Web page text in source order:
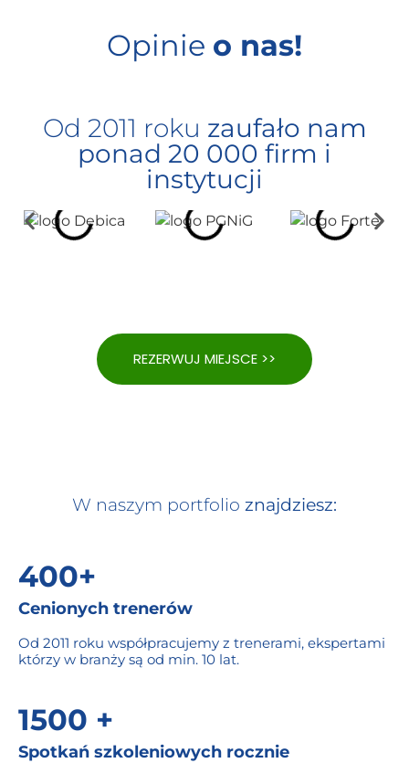
Opinie o nas!
Od 2011 roku zaufało nam
ponad 20 000 firm i
instytucji
REZERWUJ MIEJSCE >>
W naszym portfolio znajdziesz:
400+
Cenionych trenerów
Od 2011 roku współpracujemy z trenerami, ekspertami
którzy w branży są od min. 10 lat.
1500 +
Spotkań szkoleniowych rocznie